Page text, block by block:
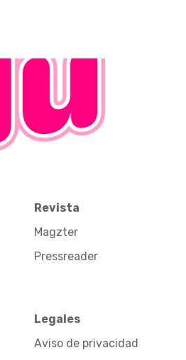
Revista
Magzter
Pressreader
Legales
Aviso de privacidad